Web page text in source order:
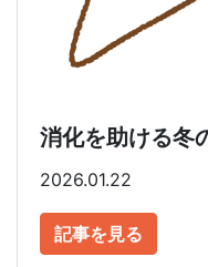
消化を助ける冬
2026.01.22
記事を見る